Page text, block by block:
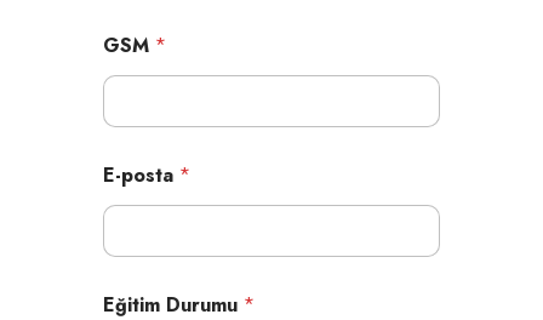
GSM *
E-posta *
Eğitim Durumu *